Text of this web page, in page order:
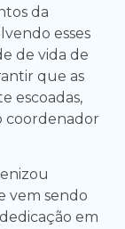
da
esses
de vida de
que as
escoadas,
coordenador
vem sendo
em